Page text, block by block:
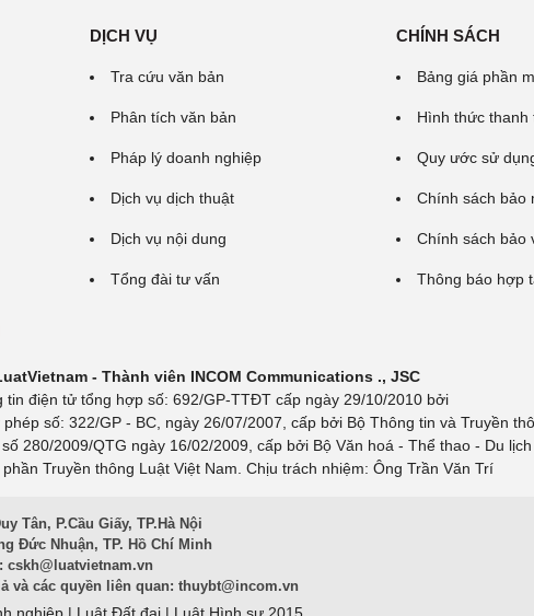
DỊCH VỤ
Tra cứu văn bản
Phân tích văn bản
Pháp lý doanh nghiệp
Dịch vụ dịch thuật
Dịch vụ nội dung
Tổng đài tư vấn
CHÍNH SÁCH
Bảng giá phần
Hình thức thanh
Quy ước sử
Chính sách bảo
Chính sách bảo
Thông báo hợp
- Thành viên INCOM Communications ., JSC
tin điện tử tổng hợp số: 692/GP-TTĐT cấp ngày 29/10/2010 bởi
số: 322/GP - BC, ngày 26/07/2007, cấp bởi Bộ Thông tin và Truyền
280/2009/QTG ngày 16/02/2009, cấp bởi Bộ Văn hoá - Thể thao - Du lịch
Truyền thông Luật Việt Nam. Chịu trách nhiệm: Ông Trần Văn Trí
Tân, P.Cầu Giấy, TP.Hà Nội
Đức Nhuận, TP. Hồ Chí Minh
cskh@luatvietnam.vn
và các quyền liên quan: thuybt@incom.vn